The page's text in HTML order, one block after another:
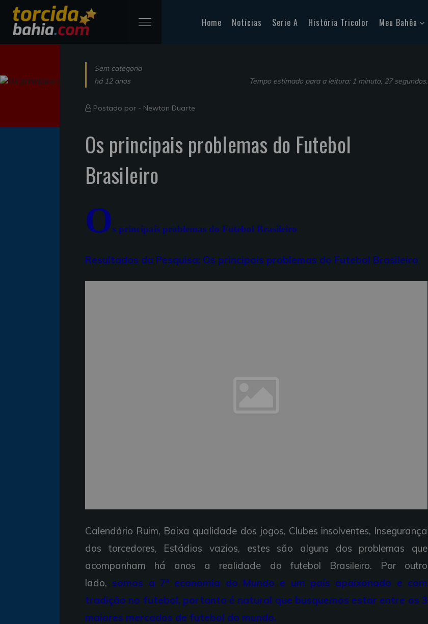
Home Notícias Serie A História Tricolor Meu Bahêa
Sem categoria
há 12 anos
Tempo estimado para a leitura: 1 minuto, 27 segundos.
Postado por - Newton Duarte
Os principais problemas do Futebol
Brasileiro
Os principais problemas do Futebol Brasileiro
Resultados da Pesquisa: Os principais problemas do Futebol Brasileiro
Calendário Ruim, Baixa qualidade dos jogos, Clubes insolventes, Insegurança
dos torcedores, Estádios vazios, estes são alguns dos problemas que
acompanham há anos a realidade do futebol Brasileiro. Por outro
lado, somos a 7ª economia do Mundo e um país apaixonado e com
tradição no futebol, portanto é natural que busquemos estar entre os 3
maiores mercados de futebol do mundo.